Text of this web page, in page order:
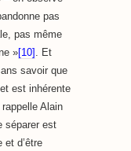
pas
pas même
»[10] . Et
savoir que
est inhérente
Alain
séparer est
et d’être